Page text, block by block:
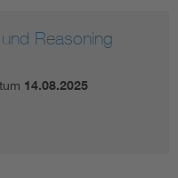
Reasoning
14.08.2025